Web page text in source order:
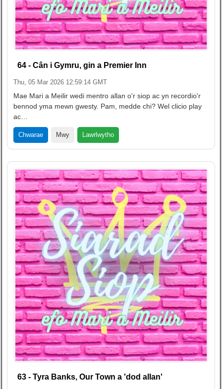
64 - Cân i Gymru, gin a Premier Inn
Thu, 05 Mar 2026 12:59:14 GMT
Mae Mari a Meilir wedi mentro allan o'r siop ac yn recordio'r
bennod yma mewn gwesty. Pam, medde chi? Wel clicio play
ac…
Chwarae Mwy Lawrlwytho
63 - Tyra Banks, Our Town a 'dod allan'